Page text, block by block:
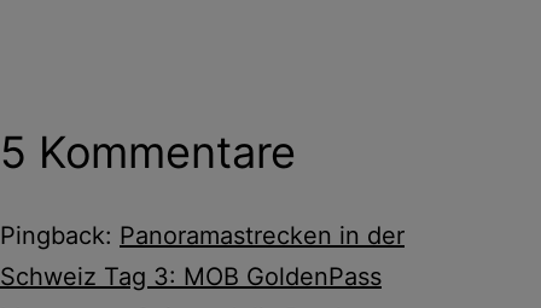
5 Kommentare
Pingback: Panoramastrecken in der
Schweiz Tag 3: MOB GoldenPass